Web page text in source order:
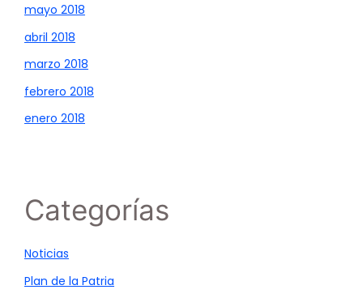
mayo 2018
abril 2018
marzo 2018
febrero 2018
enero 2018
Categorías
Noticias
Plan de la Patria